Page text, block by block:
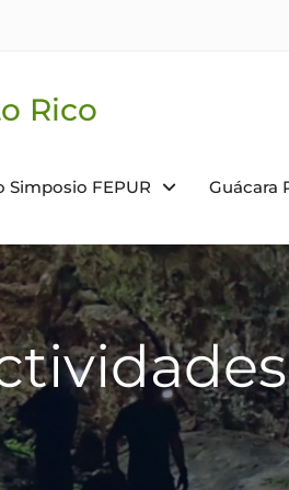
Rico
Simposio FEPUR Guácara